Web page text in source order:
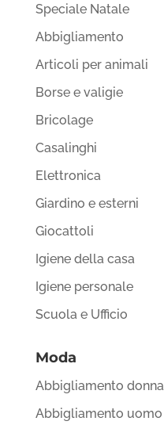
Speciale Natale
Abbigliamento
Articoli per animali
Borse e valigie
Bricolage
Casalinghi
Elettronica
Giardino e esterni
Giocattoli
Igiene della casa
Igiene personale
Scuola e Ufficio
Moda
Abbigliamento donna
Abbigliamento uomo